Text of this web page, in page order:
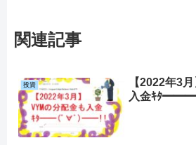
関連記事
投資
【2022年3
入金ｷﾀ